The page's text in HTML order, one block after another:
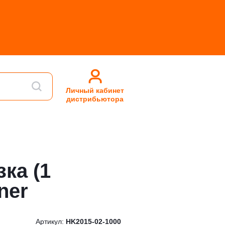
Личный кабинет
дистрибьютора
(1
Артикул: HK2015-02-1000